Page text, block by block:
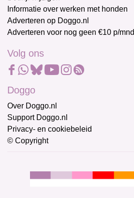
Informatie over werken met honden
Adverteren op Doggo.nl
Adverteren voor nog geen €10 p/mnd
Volg ons
Doggo
Over Doggo.nl
Support Doggo.nl
Privacy- en cookiebeleid
© Copyright